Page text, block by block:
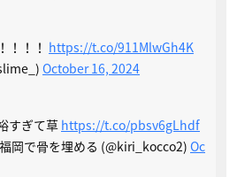
！！！ https://t.co/911MlwGh4K
October 16, 2024
すぎて草 https://t.co/pbsv6gLhdf
岡で骨を埋める (@kiri_kocco2) Oc